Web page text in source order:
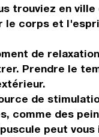
trouviez en
le corps et
de
Prendre le
de
comme des
peut